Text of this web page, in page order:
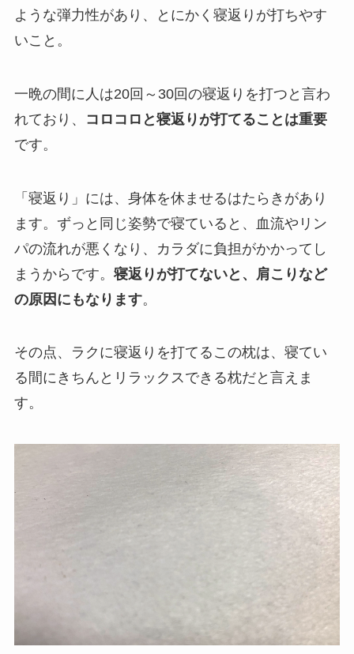
ような弾力性があり、とにかく寝返りが打ちやす
いこと。
一晩の間に人は20回～ 30回の寝返りを打つと言わ
れており、
コロコロと寝返りが打てることは重要
です。
「寝返り」には、身体を休ませるはたらきがあり
ます。ずっと同じ姿勢で寝ていると、血流やリン
パの流れが悪くなり、カラダに負担がかかってし
まうからです。 寝返りが打てないと、肩こりなど
の原因にもなります。
その点、ラクに寝返りを打てるこの枕は、寝てい
る間にきちんとリラックスできる枕だと言えま
す。